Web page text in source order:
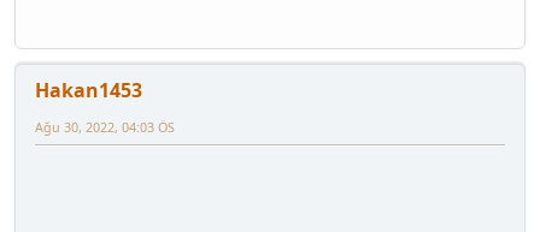
Hakan1453
Ağu 30, 2022, 04:03 ÖS